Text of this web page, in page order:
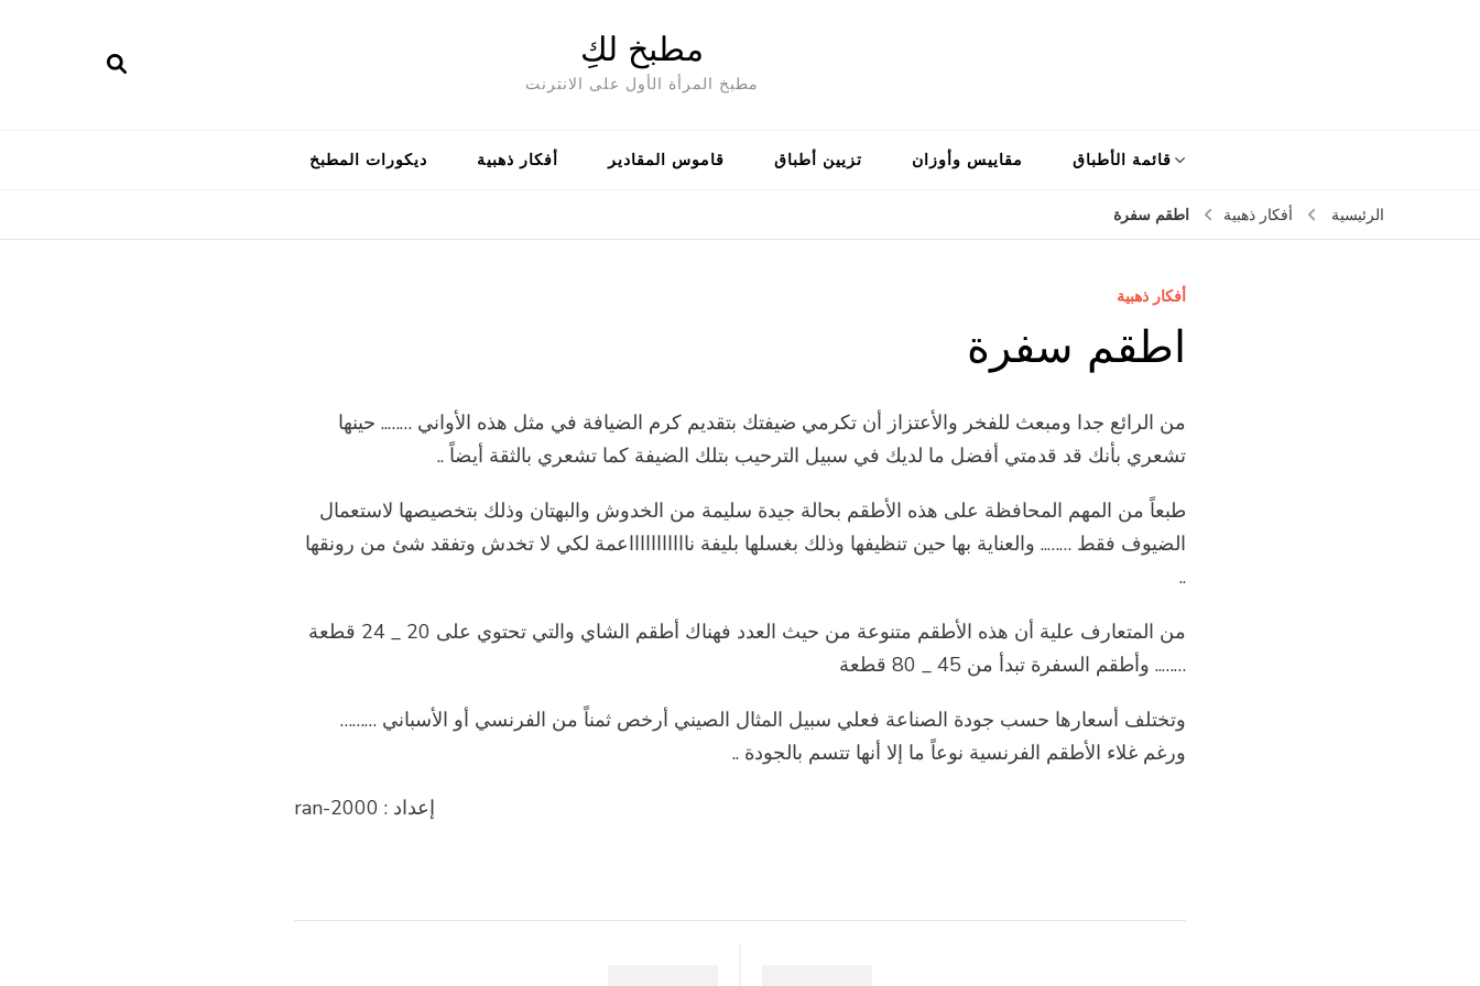
مطبخ لكِ
مطبخ المرأة الأول على الانترنت
قائمة الأطباق مقاييس وأوزان تزيين أطباق قاموس المقادير أفكار ذهبية ديكورات المطبخ
الرئيسية أفكار ذهبية اطقم سفرة
أفكار ذهبية
اطقم سفرة
من الرائع جدا ومبعث للفخر والأعتزاز أن تكرمي ضيفتك بتقديم كرم الضيافة في مثل هذه الأواني …….. حينها
تشعري بأنك قد قدمتي أفضل ما لديك في سبيل الترحيب بتلك الضيفة كما تشعري بالثقة أيضاً ..
طبعاً من المهم المحافظة على هذه الأطقم بحالة جيدة سليمة من الخدوش والبهتان وذلك بتخصيصها لاستعمال
الضيوف فقط …….. والعناية بها حين تنظيفها وذلك بغسلها بليفة ناااااااااااعمة لكي لا تخدش وتفقد شئ من رونقها
..
من المتعارف علية أن هذه الأطقم متنوعة من حيث العدد فهناك أطقم الشاي والتي تحتوي على 20 _ 24 قطعة
…….. وأطقم السفرة تبدأ من 45 _ 80 قطعة
وتختلف أسعارها حسب جودة الصناعة فعلي سبيل المثال الصيني أرخص ثمناً من الفرنسي أو الأسباني ………
ورغم غلاء الأطقم الفرنسية نوعاً ما إلا أنها تتسم بالجودة ..
إعداد : ran-2000